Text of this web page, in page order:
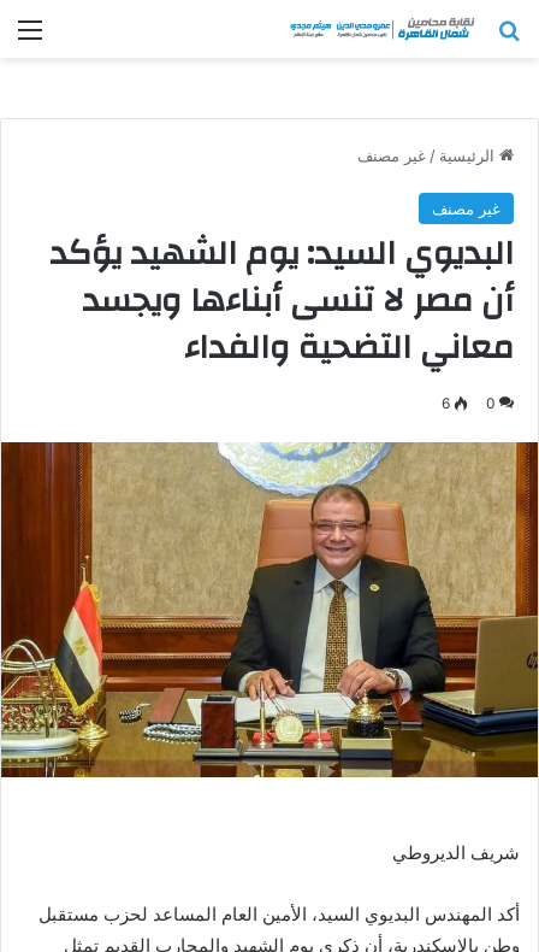
بحث عن
الرئيسية / غير مصنف
غير مصنف
البديوي السيد: يوم الشهيد يؤكد
أن مصر لا تنسى أبناءها ويجسد
معاني التضحية والفداء
0
6
شريف الديروطي
أكد المهندس البديوي السيد، الأمين العام المساعد لحزب مستقبل
وطن بالإسكندرية، أن ذكرى يوم الشهيد والمحارب القديم تمثل